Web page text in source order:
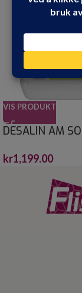
VIS PRODUKT
DESALIN AM
kr1,199.00